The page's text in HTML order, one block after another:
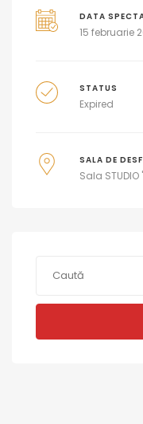
DATA
15 februarie
STATUS
Expired
SALA DE
Sala